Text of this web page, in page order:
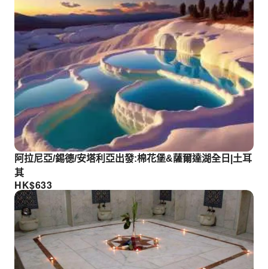
阿拉尼亞/錫德/安塔利亞出發:棉花堡&薩爾達湖全日|土耳
其
HK$633